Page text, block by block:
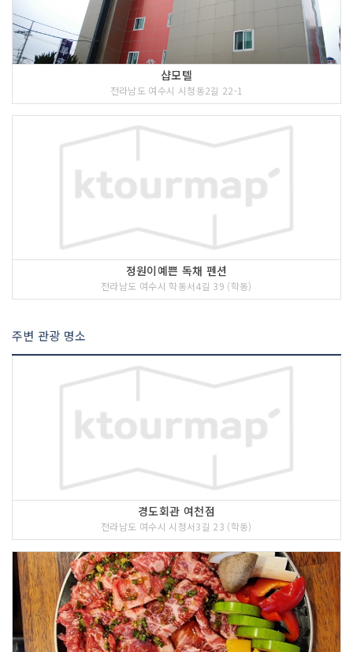
샵모텔
전라남도 여수시 시청동2길 22-1
정원이예쁜 독채 펜션
전라남도 여수시 학동서4길 39 (학동)
주변 관광 명소
경도회관 여천점
전라남도 여수시 시청서3길 23 (학동)